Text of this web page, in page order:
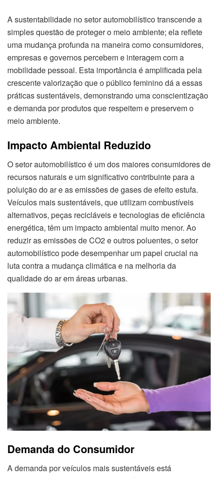
A sustentabilidade no setor automobilístico transcende a
simples questão de proteger o meio ambiente; ela reflete
uma mudança profunda na maneira como consumidores,
empresas e governos percebem e interagem com a
mobilidade pessoal. Esta importância é amplificada pela
crescente valorização que o público feminino dá a essas
práticas sustentáveis, demonstrando uma conscientização
e demanda por produtos que respeitem e preservem o
meio ambiente.
Impacto Ambiental Reduzido
O setor automobilístico é um dos maiores consumidores de
recursos naturais e um significativo contribuinte para a
poluição do ar e as emissões de gases de efeito estufa.
Veículos mais sustentáveis, que utilizam combustíveis
alternativos, peças recicláveis e tecnologias de eficiência
energética, têm um impacto ambiental muito menor. Ao
reduzir as emissões de CO2 e outros poluentes, o setor
automobilístico pode desempenhar um papel crucial na
luta contra a mudança climática e na melhoria da
qualidade do ar em áreas urbanas.
Demanda do Consumidor
A demanda por veículos mais sustentáveis está